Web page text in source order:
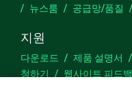
뉴스룸
공급망/품질
지원
다운로드 제품 설명서
청하기
웹사이트 피드백